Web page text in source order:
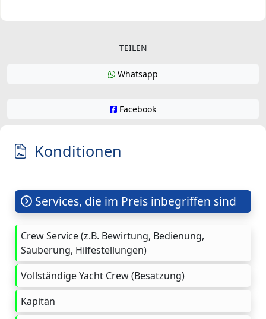
TEILEN
Whatsapp
Facebook
Konditionen
Services, die im Preis inbegriffen sind
Crew Service (z.B. Bewirtung, Bedienung,
Säuberung, Hilfestellungen)
Vollständige Yacht Crew (Besatzung)
Kapitän